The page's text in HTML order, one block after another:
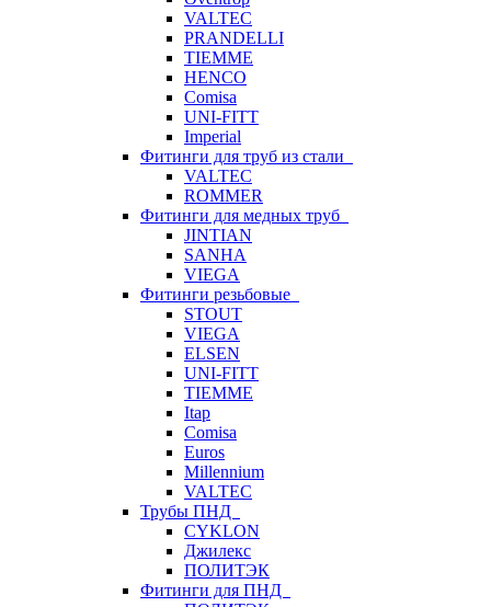
VALTEC
PRANDELLI
TIEMME
HENCO
Comisa
UNI-FITT
Imperial
Фитинги для труб из стали
VALTEC
ROMMER
Фитинги для медных труб
JINTIAN
SANHA
VIEGA
Фитинги резьбовые
STOUT
VIEGA
ELSEN
UNI-FITT
TIEMME
Itap
Comisa
Euros
Millennium
VALTEC
Трубы ПНД
CYKLON
Джилекс
ПОЛИТЭК
Фитинги для ПНД